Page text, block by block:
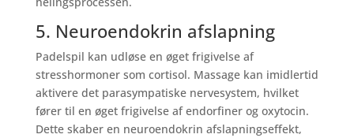
5. Neuroendokrin afslapning
Padelspil kan udløse en øget frigivelse af
stresshormoner som cortisol. Massage kan imidlertid
aktivere det parasympatiske nervesystem, hvilket
fører til en øget frigivelse af endorfiner og oxytocin.
Dette skaber en neuroendokrin afslapningseffekt,